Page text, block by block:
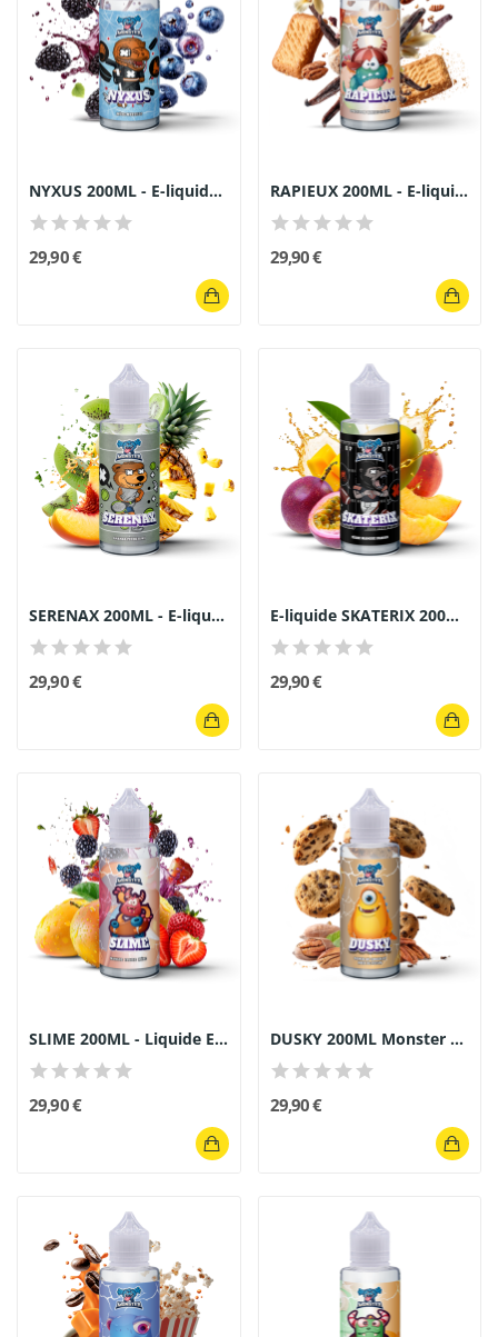
NYXUS 200ML - E-liquide Monster Gourmand Mûre...
29,90 €
RAPIEUX 200ML - E-liquide Gourmand Spéculoos...
29,90 €
SERENAX 200ML - E-liquide Monster Gourmand...
29,90 €
E-liquide SKATERIX 200ML Monster Gourmand...
29,90 €
SLIME 200ML - Liquide E-cigarette Mangue Fraise...
29,90 €
DUSKY 200ML Monster Gourmand - E-liquide Cookie...
29,90 €